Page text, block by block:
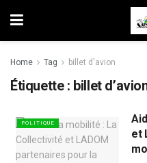
Home Tag billet d'avion
Étiquette : billet
POLITIQUE
et